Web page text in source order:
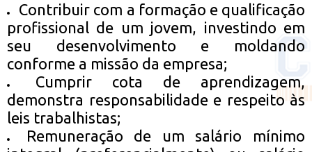
Contribuir com a formação e qualificação
profissional de um jovem, investindo em
seu desenvolvimento e moldando
conforme a missão da empresa;
Cumprir cota de aprendizagem,
demonstra responsabilidade e respeito às
leis trabalhistas;
Remuneração de um salário mínimo